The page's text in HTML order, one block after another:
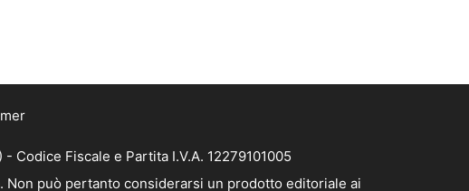
Codice Fiscale e Partita I.V.A. 12279101005
può pertanto considerarsi un prodotto editoriale ai